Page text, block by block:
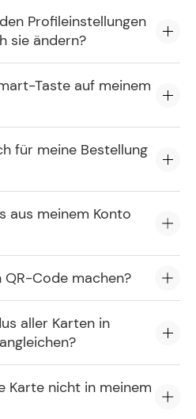
Profileinstellungen
sie ändern?
Taste auf meinem
für meine Bestellung
aus meinem Konto
QR-Code machen?
aller Karten in
Karte nicht in meinem